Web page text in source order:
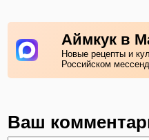
Аймкук в
Новые рецепты и
Российском
Ваш